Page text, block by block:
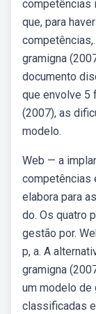
competências
que, para
gramigna
documento
que envolve 5
(2007), as
modelo.
Web — a
competências
elabora para
do. Os quatro
gestão por.
p, a. A
gramigna
um modelo
classificadas